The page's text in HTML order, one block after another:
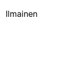
Ilmainen